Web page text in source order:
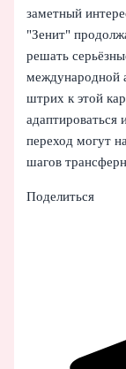
заметный
"Зенит"
решать
международной
штрих к этой
адаптироваться
переход могут
шагов
Поделиться